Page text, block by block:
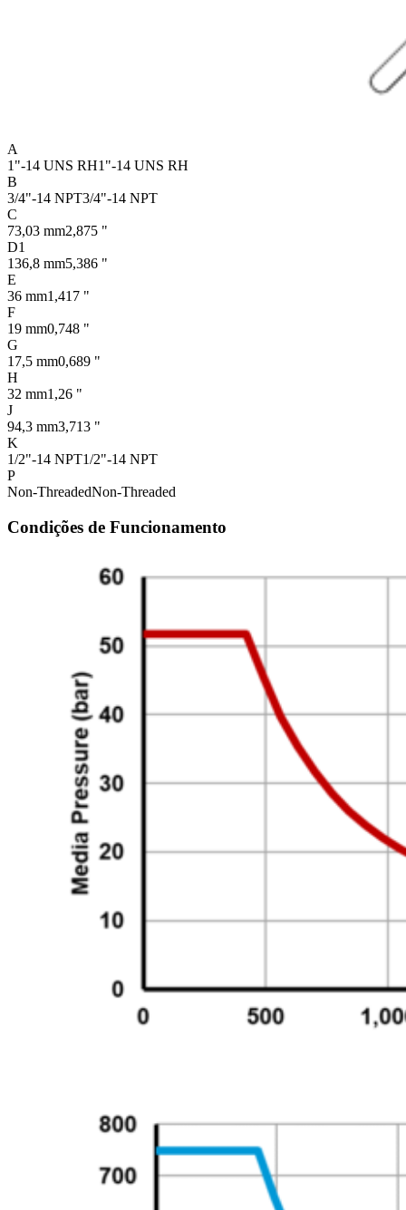
A
1"-14 UNS RH1"-14 UNS RH
B
3/4"-14 NPT3/4"-14 NPT
C
73,03 mm2,875 "
D1
136,8 mm5,386 "
E
36 mm1,417 "
F
19 mm0,748 "
G
17,5 mm0,689 "
H
32 mm1,26 "
J
94,3 mm3,713 "
K
1/2"-14 NPT1/2"-14 NPT
P
Non-ThreadedNon-Threaded
Condições de Funcionamento